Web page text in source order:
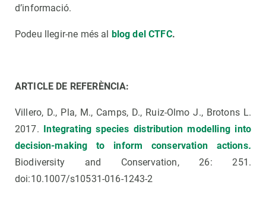
d’informació.
Podeu llegir-ne més al blog del CTFC.
ARTICLE DE REFERÈNCIA:
Villero, D., Pla, M., Camps, D., Ruiz-Olmo J., Brotons L.
2017. Integrating species distribution modelling into
decision-making to inform conservation actions.
Biodiversity and Conservation, 26: 251.
doi:10.1007/s10531-016-1243-2